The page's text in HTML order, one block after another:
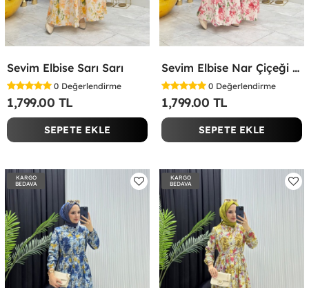
Sevim Elbise Sarı Sarı
0 Değerlendirme
1,799.00 TL
SEPETE EKLE
Sevim Elbise Nar Çiçeği Nar Çiçeği
0 Değerlendirme
1,799.00 TL
SEPETE EKLE
KARGO
BEDAVA
KARGO
BEDAVA